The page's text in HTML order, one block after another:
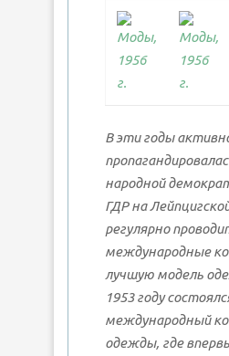
В эти годы
народной
ГДР на
регулярно
международные
лучшую модель
1953 году
международный
одежды, где